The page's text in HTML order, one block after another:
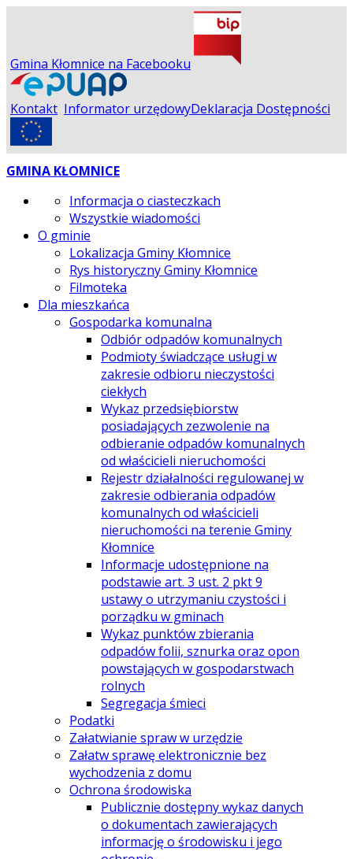
Gmina Kłomnice na Facebooku
Kontakt Informator urzędowyDeklaracja Dostępności
GMINA KŁOMNICE
Informacja o ciasteczkach
Wszystkie wiadomości
O gminie
Lokalizacja Gminy Kłomnice
Rys historyczny Gminy Kłomnice
Filmoteka
Dla mieszkańca
Gospodarka komunalna
Odbiór odpadów komunalnych
Podmioty świadczące usługi w
zakresie odbioru nieczystości
ciekłych
Wykaz przedsiębiorstw
posiadających zezwolenie na
odbieranie odpadów komunalnych
od właścicieli nieruchomości
Rejestr działalności regulowanej w
zakresie odbierania odpadów
komunalnych od właścicieli
nieruchomości na terenie Gminy
Kłomnice
Informacje udostępnione na
podstawie art. 3 ust. 2 pkt 9
ustawy o utrzymaniu czystości i
porządku w gminach
Wykaz punktów zbierania
odpadów folii, sznurka oraz opon
powstających w gospodarstwach
rolnych
Segregacja śmieci
Podatki
Załatwianie spraw w urzędzie
Załatw sprawę elektronicznie bez
wychodzenia z domu
Ochrona środowiska
Publicznie dostępny wykaz danych
o dokumentach zawierających
informację o środowisku i jego